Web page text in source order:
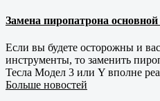
Замена пиропатрона основной
Если вы будете осторожны и
инструменты, то заменить
Тесла Модел 3 или Y вполне
Больше новостей